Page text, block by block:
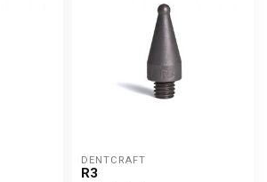
DENTCRAFT
R3